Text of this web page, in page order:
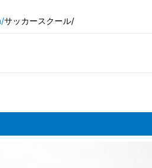
サッカースクール/